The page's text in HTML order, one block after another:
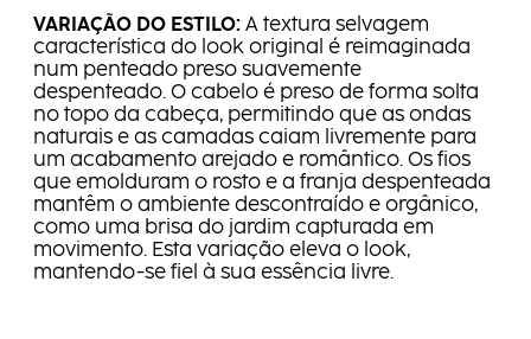
VARIAÇÃO DO ESTILO: A textura selvagem
característica do look original é reimaginada
num penteado preso suavemente
despenteado. O cabelo é preso de forma solta
no topo da cabeça, permitindo que as ondas
naturais e as camadas caiam livremente para
um acabamento arejado e romântico. Os fios
que emolduram o rosto e a franja despenteada
mantêm o ambiente descontraído e orgânico,
como uma brisa do jardim capturada em
movimento. Esta variação eleva o look,
mantendo-se fiel à sua essência livre.